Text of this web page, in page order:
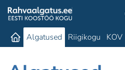
Algatused Riigikogu KOV